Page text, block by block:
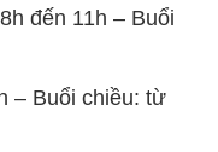
đến 11h – Buổi
– Buổi chiều: từ